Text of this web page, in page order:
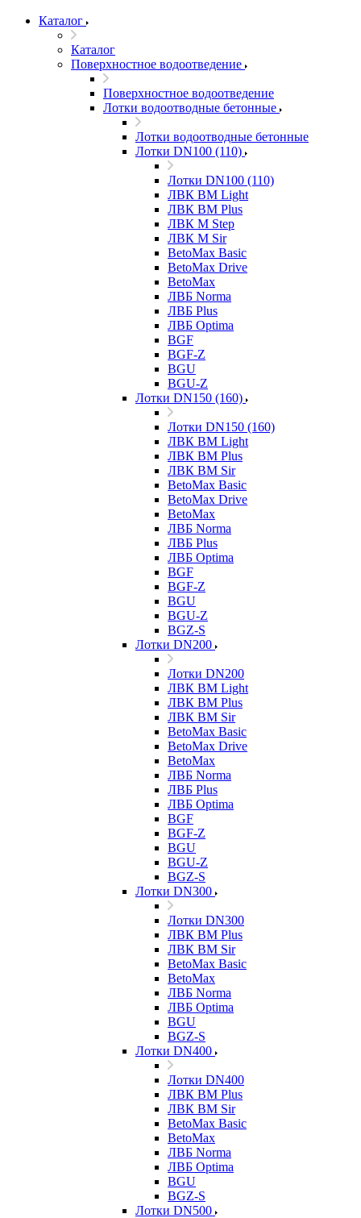
Каталог
Каталог
Поверхностное водоотведение
Поверхностное водоотведение
Лотки водоотводные бетонные
Лотки водоотводные бетонные
Лотки DN100 (110)
Лотки DN100 (110)
ЛВК ВМ Light
ЛВК ВМ Plus
ЛВК М Step
ЛВК М Sir
BetoMax Basic
BetoMax Drive
BetoMax
ЛВБ Norma
ЛВБ Plus
ЛВБ Optima
BGF
BGF-Z
BGU
BGU-Z
Лотки DN150 (160)
Лотки DN150 (160)
ЛВК ВМ Light
ЛВК ВМ Plus
ЛВК ВМ Sir
BetoMax Basic
BetoMax Drive
BetoMax
ЛВБ Norma
ЛВБ Plus
ЛВБ Optima
BGF
BGF-Z
BGU
BGU-Z
BGZ-S
Лотки DN200
Лотки DN200
ЛВК ВМ Light
ЛВК ВМ Plus
ЛВК ВМ Sir
BetoMax Basic
BetoMax Drive
BetoMax
ЛВБ Norma
ЛВБ Plus
ЛВБ Optima
BGF
BGF-Z
BGU
BGU-Z
BGZ-S
Лотки DN300
Лотки DN300
ЛВК ВМ Plus
ЛВК ВМ Sir
BetoMax Basic
BetoMax
ЛВБ Norma
ЛВБ Optima
BGU
BGZ-S
Лотки DN400
Лотки DN400
ЛВК ВМ Plus
ЛВК ВМ Sir
BetoMax Basic
BetoMax
ЛВБ Norma
ЛВБ Optima
BGU
BGZ-S
Лотки DN500